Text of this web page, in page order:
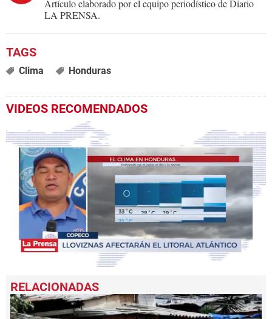
Artículo elaborado por el equipo periodístico de Diario
LA PRENSA.
Clima Honduras
VIDEOS RECOMENDADOS
seconds
of
1
minute,